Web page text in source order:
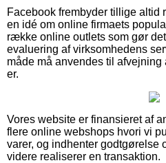
Facebook frembyder tillige altid
en idé om online firmaets
række online outlets som gør
evaluering af virksomhedens
måde må anvendes til
er.
Vores website er finansieret af
flere online webshops hvori vi
varer, og indhenter godtgørelse
videre realiserer en transaktion.